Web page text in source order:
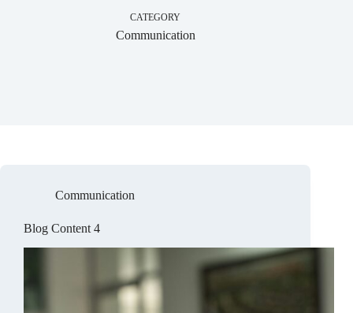
CATEGORY
Communication
Communication
Blog Content 4